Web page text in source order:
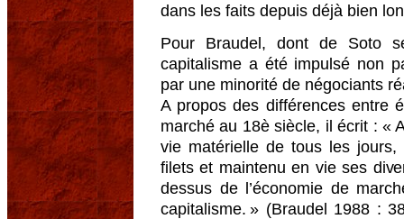
dans les faits depuis déjà bien
Pour Braudel, dont de Soto
capitalisme a été impulsé non
par une minorité de négociants
A propos des différences entre
marché au 18è siècle, il écrit : «
vie matérielle de tous les jours,
filets et maintenu en vie ses
dessus de l’économie de
capitalisme. » (Braudel 1988 :